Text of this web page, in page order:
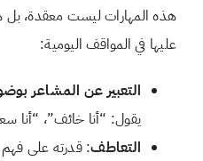
هذه المهارات ليست معقدة،
عليها في المواقف اليومية:
التعبير عن المشاعر
يقول: “أنا خائف”، “أنا
التعاطف: قدرته على